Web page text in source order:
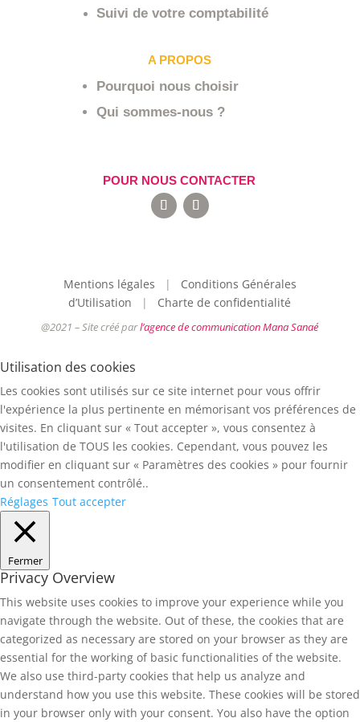
Suivi de votre comptabilité
A PROPOS
Pourquoi nous choisir
Qui sommes-nous ?
POUR NOUS CONTACTER
Mentions légales | Conditions Générales
d’Utilisation | Charte de confidentialité
@2021 – Site créé parl’agence de communication Mana Sanaé
Utilisation des cookies
Les cookies sont utilisés sur ce site internet pour vous offrir
l'expérience la plus pertinente en mémorisant vos préférences de
visites. En cliquant sur « Tout accepter », vous consentez à
l'utilisation de TOUS les cookies. Cependant, vous pouvez les
modifier en cliquant sur « Paramètres des cookies » pour fournir
un consentement contrôlé..
Réglages Tout accepter
Fermer
Privacy Overview
This website uses cookies to improve your experience while you
navigate through the website. Out of these, the cookies that are
categorized as necessary are stored on your browser as they are
essential for the working of basic functionalities of the website.
We also use third-party cookies that help us analyze and
understand how you use this website. These cookies will be stored
in your browser only with your consent. You also have the option